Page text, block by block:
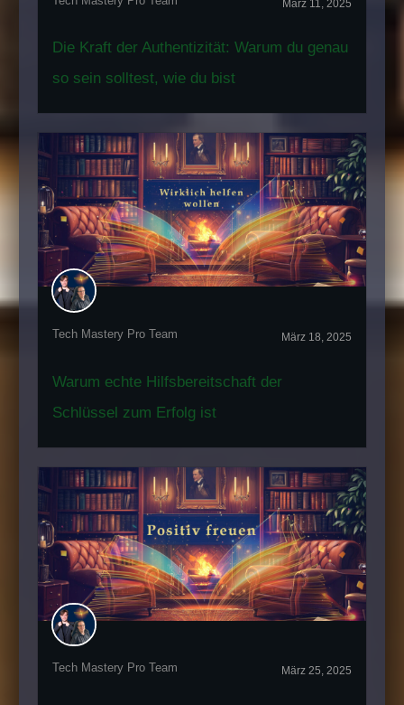
März 11, 2025
Die Kraft der Authentizität: Warum du genau
so sein solltest, wie du bist
Tech Mastery Pro Team März 18, 2025
Warum echte Hilfsbereitschaft der
Schlüssel zum Erfolg ist
Tech Mastery Pro Team März 25, 2025